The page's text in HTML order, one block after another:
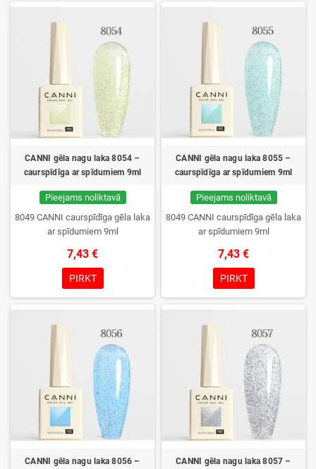
CANNI gēla nagu laka 8054 –
caurspīdīga ar spīdumiem 9ml
Pieejams noliktavā
8049 CANNI caurspīdīga gēla laka
ar spīdumiem 9ml
7,43 €
PIRKT
CANNI gēla nagu laka 8055 –
caurspīdīga ar spīdumiem 9ml
Pieejams noliktavā
8049 CANNI caurspīdīga gēla laka
ar spīdumiem 9ml
7,43 €
PIRKT
CANNI gēla nagu laka 8056 –
CANNI gēla nagu laka 8057 –